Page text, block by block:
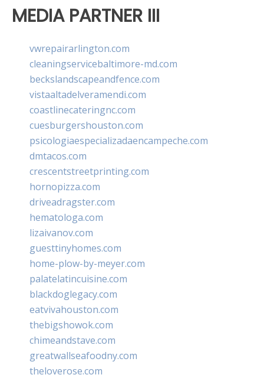
MEDIA PARTNER III
vwrepairarlington.com
cleaningservicebaltimore-md.com
beckslandscapeandfence.com
vistaaltadelveramendi.com
coastlinecateringnc.com
cuesburgershouston.com
psicologiaespecializadaencampeche.com
dmtacos.com
crescentstreetprinting.com
hornopizza.com
driveadragster.com
hematologa.com
lizaivanov.com
guesttinyhomes.com
home-plow-by-meyer.com
palatelatincuisine.com
blackdoglegacy.com
eatvivahouston.com
thebigshowok.com
chimeandstave.com
greatwallseafoodny.com
theloverose.com